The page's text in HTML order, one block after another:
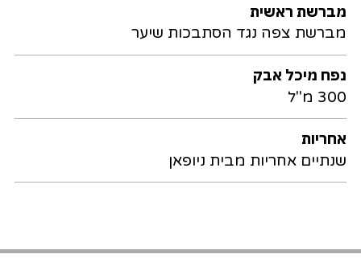
מברשת ראשית
מברשת צפה נגד הסתבכות שיער
נפח מיכל אבק
300 מ"ל
אחריות
שנתיים אחריות מבית ניופאן